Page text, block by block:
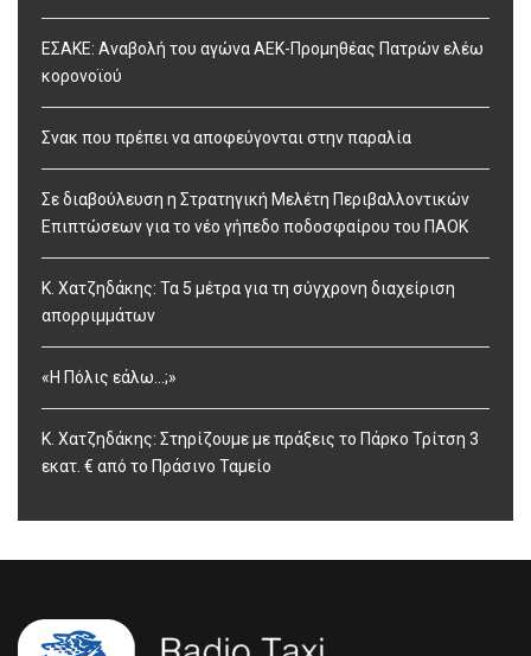
ΕΣΑΚΕ: Αναβολή του αγώνα ΑΕΚ-Προμηθέας Πατρών ελέω
κορονοϊού
Σνακ που πρέπει να αποφεύγονται στην παραλία
Σε διαβούλευση η Στρατηγική Μελέτη Περιβαλλοντικών
Επιπτώσεων για το νέο γήπεδο ποδοσφαίρου του ΠΑΟΚ
Κ. Χατζηδάκης: Τα 5 μέτρα για τη σύγχρονη διαχείριση
απορριμμάτων
«Η Πόλις εάλω…;»
Κ. Χατζηδάκης: Στηρίζουμε με πράξεις το Πάρκο Τρίτση 3
εκατ. € από το Πράσινο Ταμείο